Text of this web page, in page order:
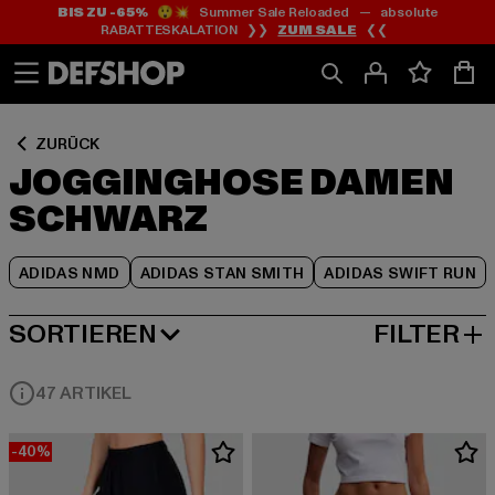
Zum
Inhalt
springen
Zum
Fußzeile
springen
BIS ZU -65%😲💥 Summer Sale Reloaded — absolute
RABATTESKALATION ❯❯ ZUM SALE ❮❮
ZURÜCK
JOGGINGHOSE DAMEN
SCHWARZ
ADIDAS NMD ADIDAS STAN SMITH ADIDAS SWIFT RUN
Zum
Produktraster
springen
SORTIEREN
NEUESTE FILTER
47 ARTIKEL
-40%